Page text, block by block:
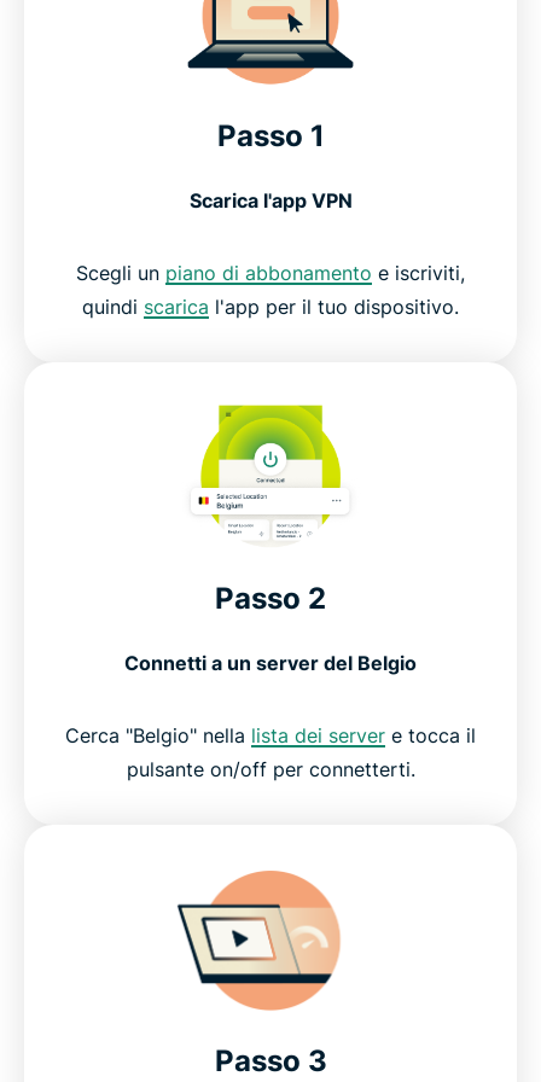
Passo 1
Scarica l'app VPN
Scegli un piano di abbonamento e iscriviti,
quindi scarica l'app per il tuo dispositivo.
Passo 2
Connetti a un server del Belgio
Cerca "Belgio" nella lista dei server e tocca il
pulsante on/off per connetterti.
Passo 3